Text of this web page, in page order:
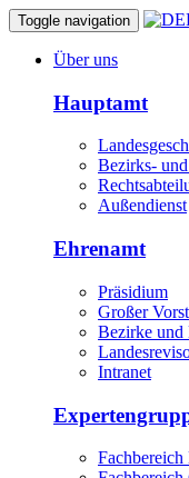
Toggle navigation
Über uns
Hauptamt
Bezirks-
Außendienst
Ehrenamt
Präsidium
Großer
Bezirke und
Intranet